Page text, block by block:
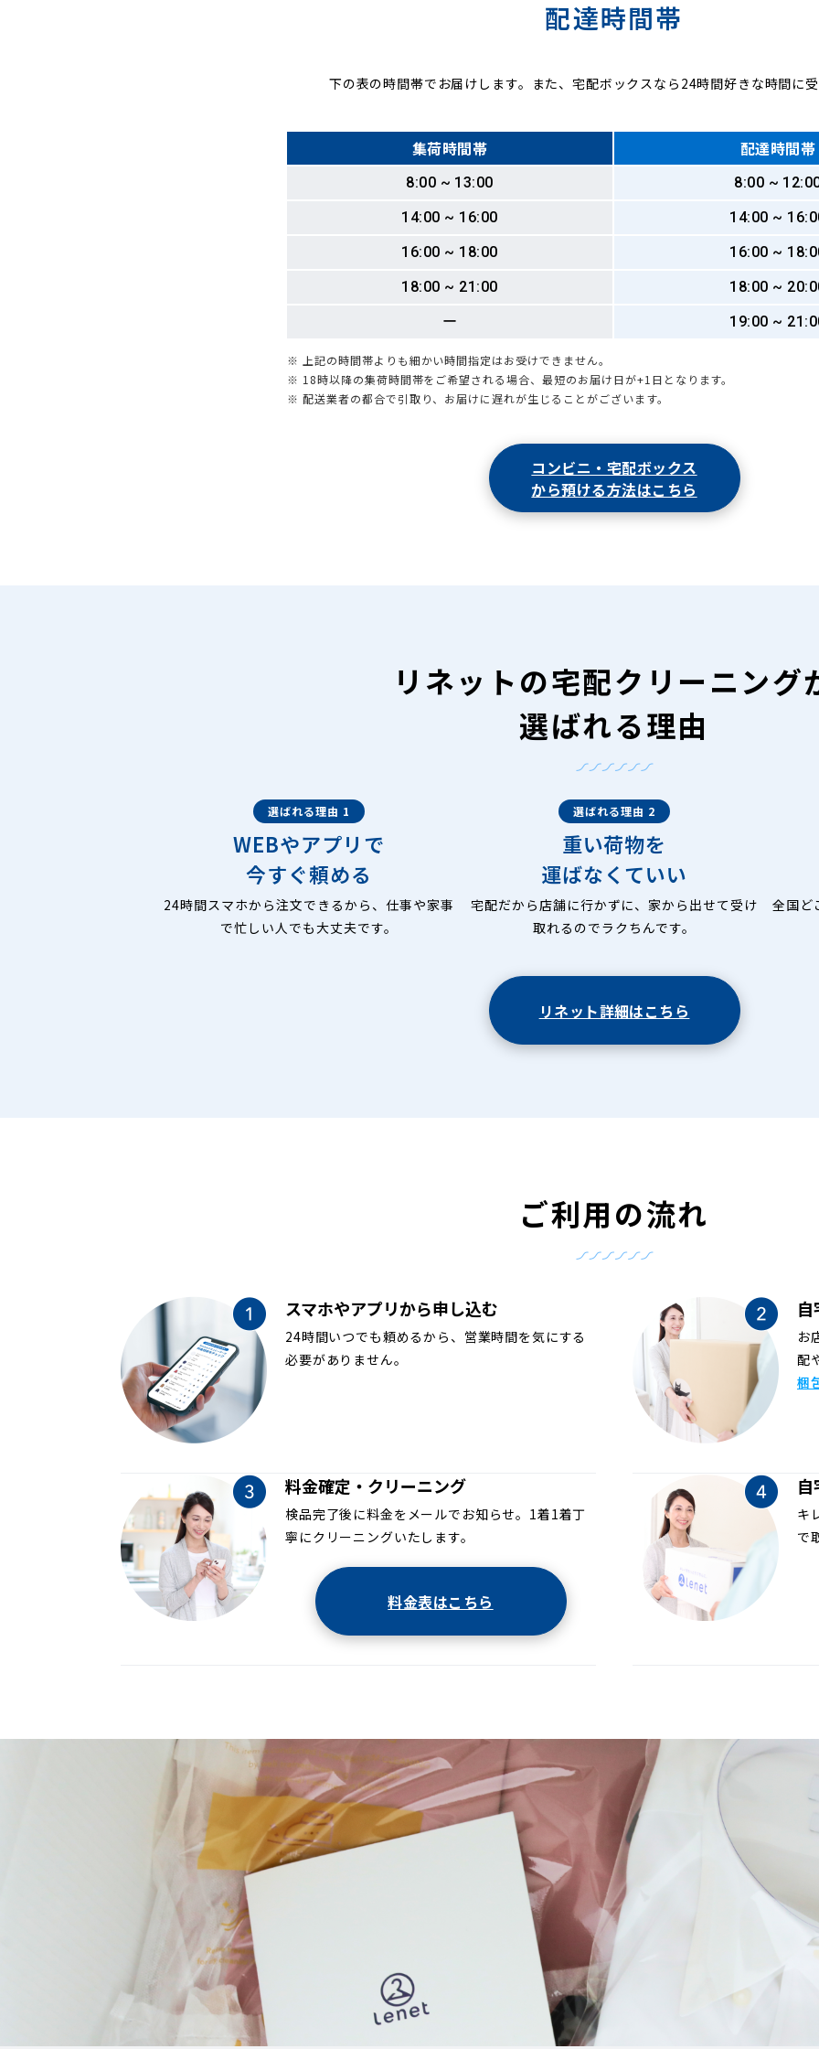
配達時間帯
下の表の時間帯でお届けします。また、宅配ボックスなら24時間好きな時間に受
集荷時間帯 配達時間帯
8:00 ~ 13:00
8:00 ~
14:00 ~ 16:00
14:00 ~
16:00 ~ 18:00
16:00 ~
18:00 ~ 21:00
18:00 ~
ー
19:00 ~
※ 上記の時間帯よりも細かい時間指定はお受けできません。
※ 18時以降の集荷時間帯をご希望される場合、最短のお届け日が+1日となります。
※ 配送業者の都合で引取り、お届けに遅れが生じることがございます。
コンビニ・宅配ボックス
から預ける方法はこちら
リネットの宅配クリーニング
選ばれる理由
選ばれる理由 1
WEBやアプリで
今すぐ頼める
24時間スマホから注文できるから、仕事や家事
で忙しい人でも大丈夫です。
選ばれる理由 2
重い荷物を
運ばなくていい
宅配だから店舗に行かずに、家から出せて受け
取れるのでラクちんです。
全国ど
リネット詳細はこちら
ご利用の流れ
スマホやアプリから申し込む
24時間いつでも頼めるから、営業時間を気にする
必要がありません。
お
配
梱
料金確定・クリーニング
検品完了後に料金をメールでお知らせ。1着1着丁
寧にクリーニングいたします。
料金表はこちら
キ
で